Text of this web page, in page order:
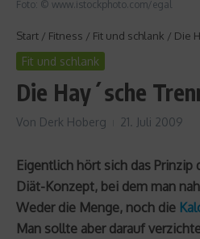
Foto: © www.istockphoto.com/egal
Start / Fitness / Fit und schlank / Die
Fit und schlank
Die Hay´sche
Von Derk Hoberg 21. Juli 2009
Eigentlich hört sich das Prinzip
Diät-Konzept, bei dem man
Weder die Menge, noch die
Man sollte aber darauf